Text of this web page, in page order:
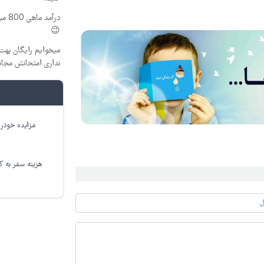
😉
میخوایم رایگان
نداری امتحانش
مزایده
هزینه سفر به